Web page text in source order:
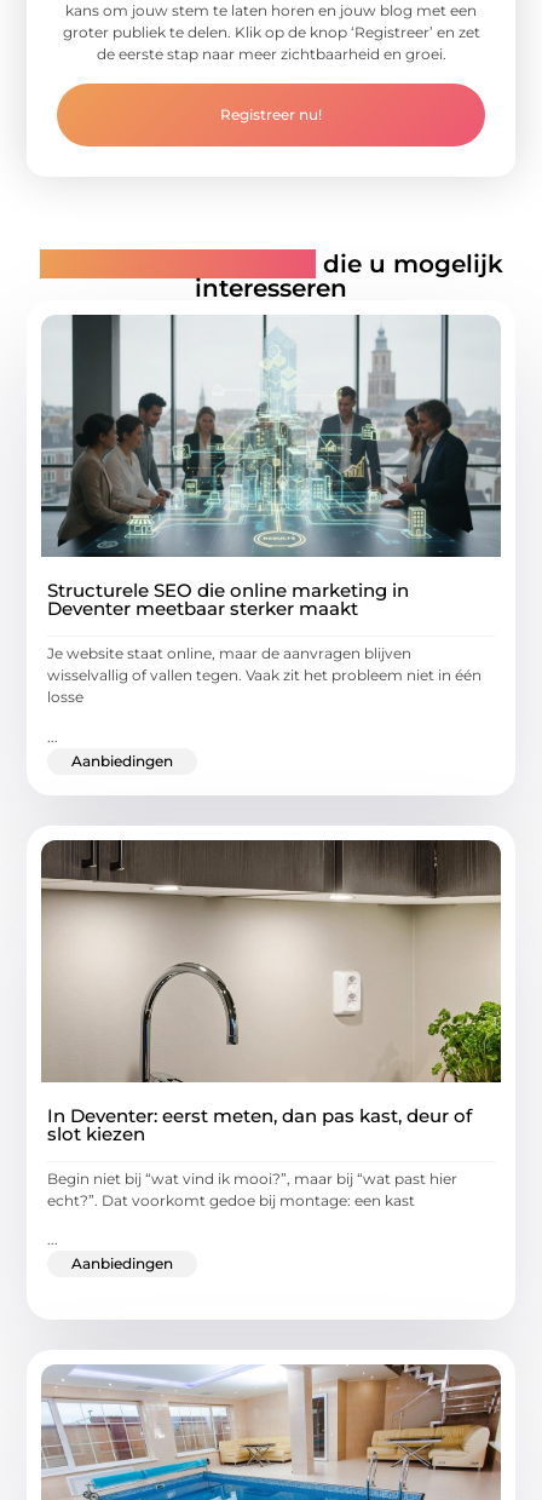
kans om jouw stem te laten horen en jouw blog met een
groter publiek te delen. Klik op de knop ‘Registreer’ en zet
de eerste stap naar meer zichtbaarheid en groei.
Registreer nu!
die u mogelijk
interesseren
Structurele SEO die online marketing in
Deventer meetbaar sterker maakt
Je website staat online, maar de aanvragen blijven
wisselvallig of vallen tegen. Vaak zit het probleem niet in één
losse
Aanbiedingen
In Deventer: eerst meten, dan pas kast, deur of
slot kiezen
Begin niet bij “wat vind ik mooi?”, maar bij “wat past hier
echt?”. Dat voorkomt gedoe bij montage: een kast
...
Aanbiedingen